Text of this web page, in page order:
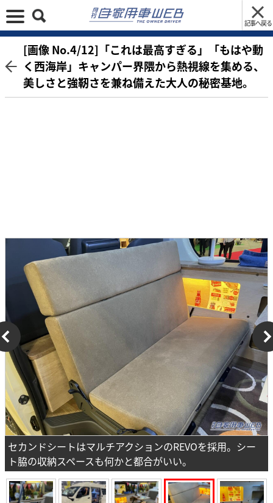
記事へ戻る
[画像 No.4/12]「これは最高すぎる」「もはや動
く西海岸」キャンパー界隈から熱視線を集める、
美しさと強靭さを兼ね備えた大人の秘密基地。
セカンドシートはマルチアクションのREVOを採用。シー
ト脇の収納スペースも何かと都合がいい。